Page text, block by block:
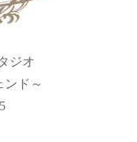
ジオ
ンド～